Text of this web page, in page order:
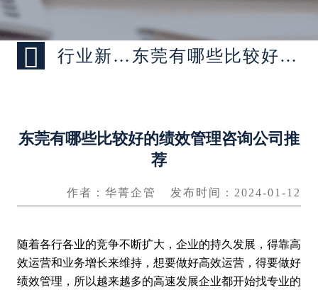
 行业新闻 > 东莞有哪些比较好的绩效管理咨询公司推荐
东莞有哪些比较好的绩效管理咨询公司推
荐
作者：华菁企管 发布时间：2024-01-12
随着各行各业的竞争不断扩大，企业的持久发展，得靠高
效运营和业务增长来维持，想要做好高效运营，得要做好
绩效管理，所以越来越多的高速发展企业都开始找专业的